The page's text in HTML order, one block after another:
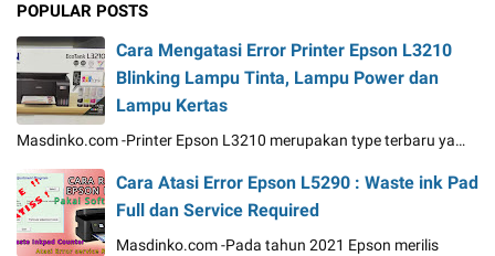
POPULAR POSTS
Cara Mengatasi Error Printer Epson L3210
Blinking Lampu Tinta, Lampu Power dan
Lampu Kertas
Masdinko.com -Printer Epson L3210 merupakan type terbaru ya…
Cara Atasi Error Epson L5290 : Waste ink Pad
Full dan Service Required
Masdinko.com -Pada tahun 2021 Epson merilis